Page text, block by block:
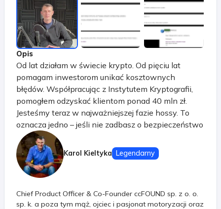
Opis
Od lat działam w świecie krypto. Od pięciu lat
pomagam inwestorom unikać kosztownych
błędów. Współpracując z Instytutem Kryptografii,
pomogłem odzyskać klientom ponad 40 mln zł.
Jesteśmy teraz w najważniejszej fazie hossy. To
oznacza jedno – jeśli nie zadbasz o bezpieczeństwo
swoich środków, możesz je stracić szybciej, niż się
spodziewasz.
Karol Kieltyka Legendarny
Chief Product Officer & Co-Founder ccFOUND sp. z o. o.
sp. k. a poza tym mąż, ojciec i pasjonat motoryzacji oraz